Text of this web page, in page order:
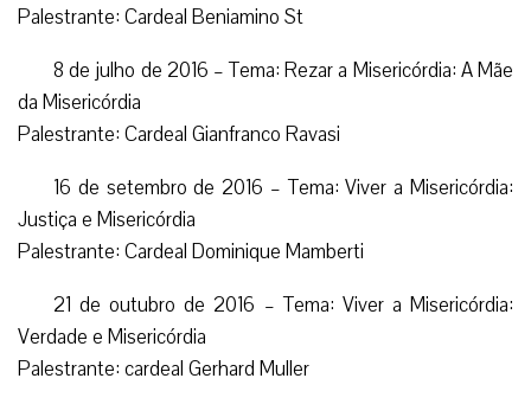
Palestrante: Cardeal Beniamino St
8 de julho de 2016 – Tema: Rezar a Misericórdia: A Mãe
da Misericórdia
Palestrante: Cardeal Gianfranco Ravasi
16 de setembro de 2016 – Tema: Viver a Misericórdia:
Justiça e Misericórdia
Palestrante: Cardeal Dominique Mamberti
21 de outubro de 2016 – Tema: Viver a Misericórdia:
Verdade e Misericórdia
Palestrante: cardeal Gerhard Muller